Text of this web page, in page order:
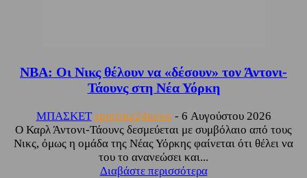
NBA: Οι Νικς θέλουν να «δέσουν» τον Άντονι-
Τάουνς στη Νέα Υόρκη
ΜΠΑΣΚΕΤ sporting24news - 6 Αυγούστου 2026
Ο Καρλ Άντονι-Τάουνς δεσμεύεται με συμβόλαιο από τους
Νικς, όμως η ομάδα της Νέας Υόρκης φαίνεται ότι θέλει να
του το ανανεώσει και...
Διαβάστε περισσότερα